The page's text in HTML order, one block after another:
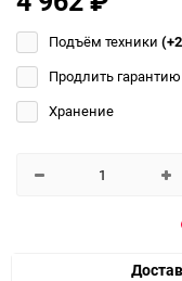
Подъём техники
Продлить
Хранение